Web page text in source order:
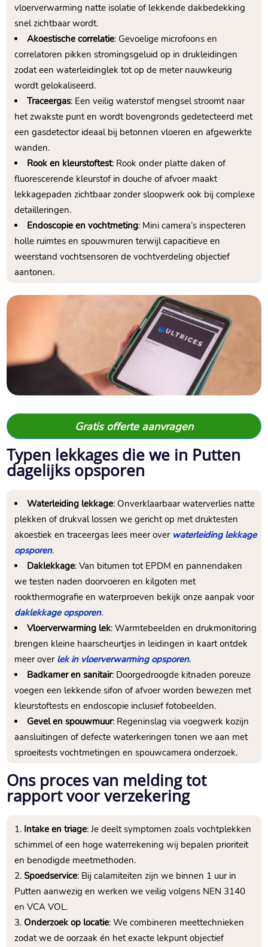
vloerverwarming natte isolatie of lekkende dakbedekking
snel zichtbaar wordt.​
Akoestische correlatie: Gevoelige microfoons en
correlatoren pikken stromingsgeluid op in drukleidingen
zodat een waterleidinglek tot op de meter nauwkeurig
wordt gelokaliseerd.​
Traceergas: Een veilig waterstof mengsel stroomt naar
het zwakste punt en wordt bovengronds gedetecteerd met
een gasdetector ideaal bij betonnen vloeren en afgewerkte
wanden.​
Rook en kleurstoftest: Rook onder platte daken of
fluorescerende kleurstof in douche of afvoer maakt
lekkagepaden zichtbaar zonder sloopwerk ook bij complexe
detailleringen.​
Endoscopie en vochtmeting: Mini camera’s inspecteren
holle ruimtes en spouwmuren terwijl capacitieve en
weerstand vochtsensoren de vochtverdeling objectief
aantonen.​
Gratis offerte aanvragen
Typen lekkages die we in Putten
dagelijks opsporen
Waterleiding lekkage: Onverklaarbaar waterverlies natte
plekken of drukval lossen we gericht op met druktesten
akoestiek en traceergas lees meer over waterleiding lekkage
opsporen.​
Daklekkage: Van bitumen tot EPDM en pannendaken
we testen naden doorvoeren en kilgoten met
rookthermografie en waterproeven bekijk onze aanpak voor
daklekkage opsporen.​
Vloerverwarming lek: Warmtebeelden en drukmonitoring
brengen kleine haarscheurtjes in leidingen in kaart ontdek
meer over lek in vloerverwarming opsporen.​
Badkamer en sanitair: Doorgedroogde kitnaden poreuze
voegen een lekkende sifon of afvoer worden bewezen met
kleurstoftests en endoscopie inclusief fotobeelden.​
Gevel en spouwmuur: Regeninslag via voegwerk kozijn
aansluitingen of defecte waterkeringen tonen we aan met
sproeitests vochtmetingen en spouwcamera onderzoek.​
Ons proces van melding tot
rapport voor verzekering
Intake en triage: Je deelt symptomen zoals vochtplekken
schimmel of een hoge waterrekening wij bepalen prioriteit
en benodigde meetmethoden.​
Spoedservice: Bij calamiteiten zijn we binnen 1 uur in
Putten aanwezig en werken we veilig volgens NEN 3140
en VCA VOL.​
Onderzoek op locatie: We combineren meettechnieken
zodat we de oorzaak én het exacte lekpunt objectief